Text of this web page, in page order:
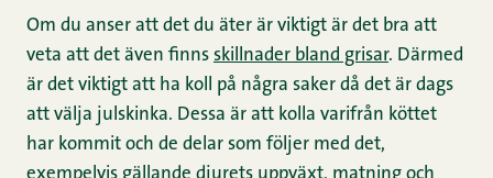
Om du anser att det du äter är viktigt är det bra att
veta att det även finns skillnader bland grisar. Därmed
är det viktigt att ha koll på några saker då det är dags
att välja julskinka. Dessa är att kolla varifrån köttet
har kommit och de delar som följer med det,
exempelvis gällande djurets uppväxt, matning och